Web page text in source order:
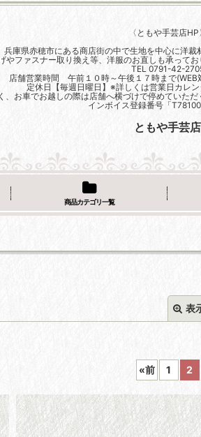
〈ともや手芸店HP
兵庫県赤穂市にある商店街の中で生地を中心に洋
やファスナー取り換え等、洋服のお直しも承って
TEL 0791-42-
店舗営業時間 午前１０時～午後１７時まで(WEB
定休日【毎週日曜日】※詳しくは営業日カレン
、お車でお越しの際は店舗へ横づけで停めていた
インボイス登録番号「
ともや手芸店
商品カテゴリ一覧
表
«前 1 2